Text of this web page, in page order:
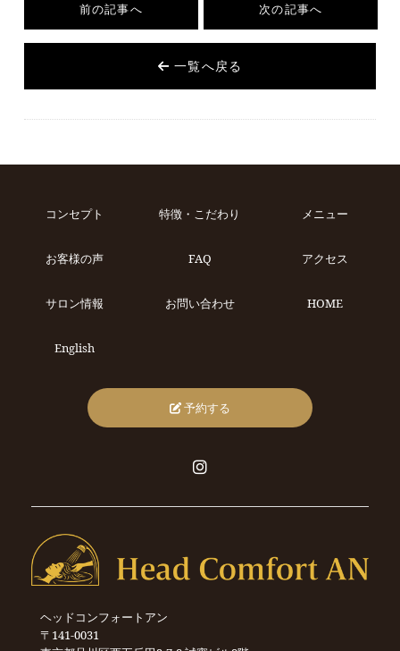
前の記事へ 次の記事へ
一覧へ戻る
コンセプト 特徴・こだわり メニュー
お客様の声 FAQ アクセス
サロン情報 お問い合わせ HOME
English
予約する
ヘッドコンフォートアン
〒141-0031